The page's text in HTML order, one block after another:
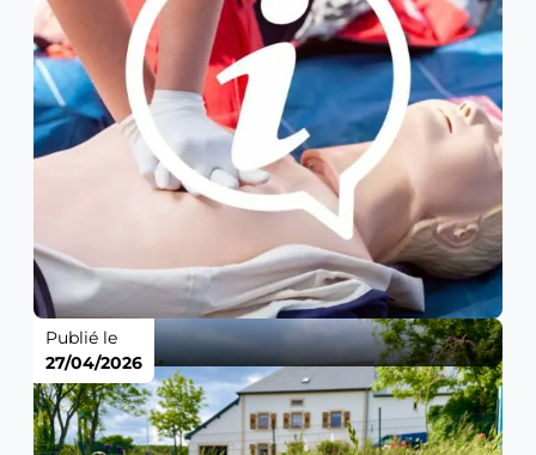
Publié le
27/04/2026